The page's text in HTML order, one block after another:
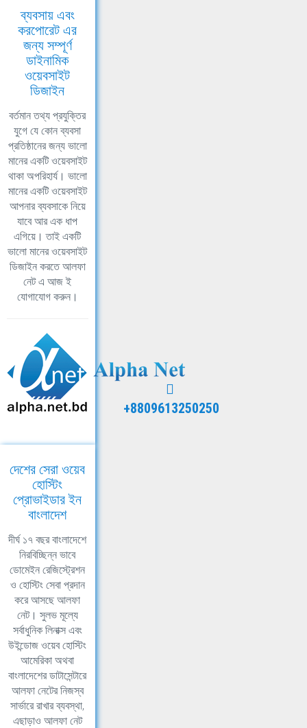
ব্যবসায় এবং
করপোরেট এর
জন্য সম্পূর্ণ
ডাইনামিক
ওয়েবসাইট
ডিজাইন
বর্তমান তথ্য প্রযুক্তির
যুগে যে কোন ব্যবসা
প্রতিষ্ঠানের জন্য ভালো
মানের একটি ওয়েবসাইট
থাকা অপরিহার্য। ভালো
মানের একটি ওয়েবসাইট
আপনার ব্যবসাকে নিয়ে
যাবে আর এক ধাপ
এগিয়ে। তাই একটি
ভালো মানের ওয়েবসাইট
ডিজাইন করতে আলফা
নেট এ আজ ই
যোগাযোগ করুন।
+8809613250250
দেশের সেরা ওয়েব
হোস্টিং
প্রোভাইডার ইন
বাংলাদেশ
দীর্ঘ ১৭ বছর বাংলাদেশে
নিরবিচ্ছিন্ন ভাবে
ডোমেইন রেজিস্ট্রেশন
ও হোস্টিং সেবা প্রদান
করে আসছে আলফা
নেট। সুলভ মূল্যে
সর্বাধুনিক লিনাক্স এবং
উইন্ডোজ ওয়েব হোস্টিং
আমেরিকা অথবা
বাংলাদেশের ডাটাসেন্টারে
আলফা নেটের নিজস্ব
সার্ভারে রাখার ব্যবস্থা,
এছাড়াও আলফা নেট